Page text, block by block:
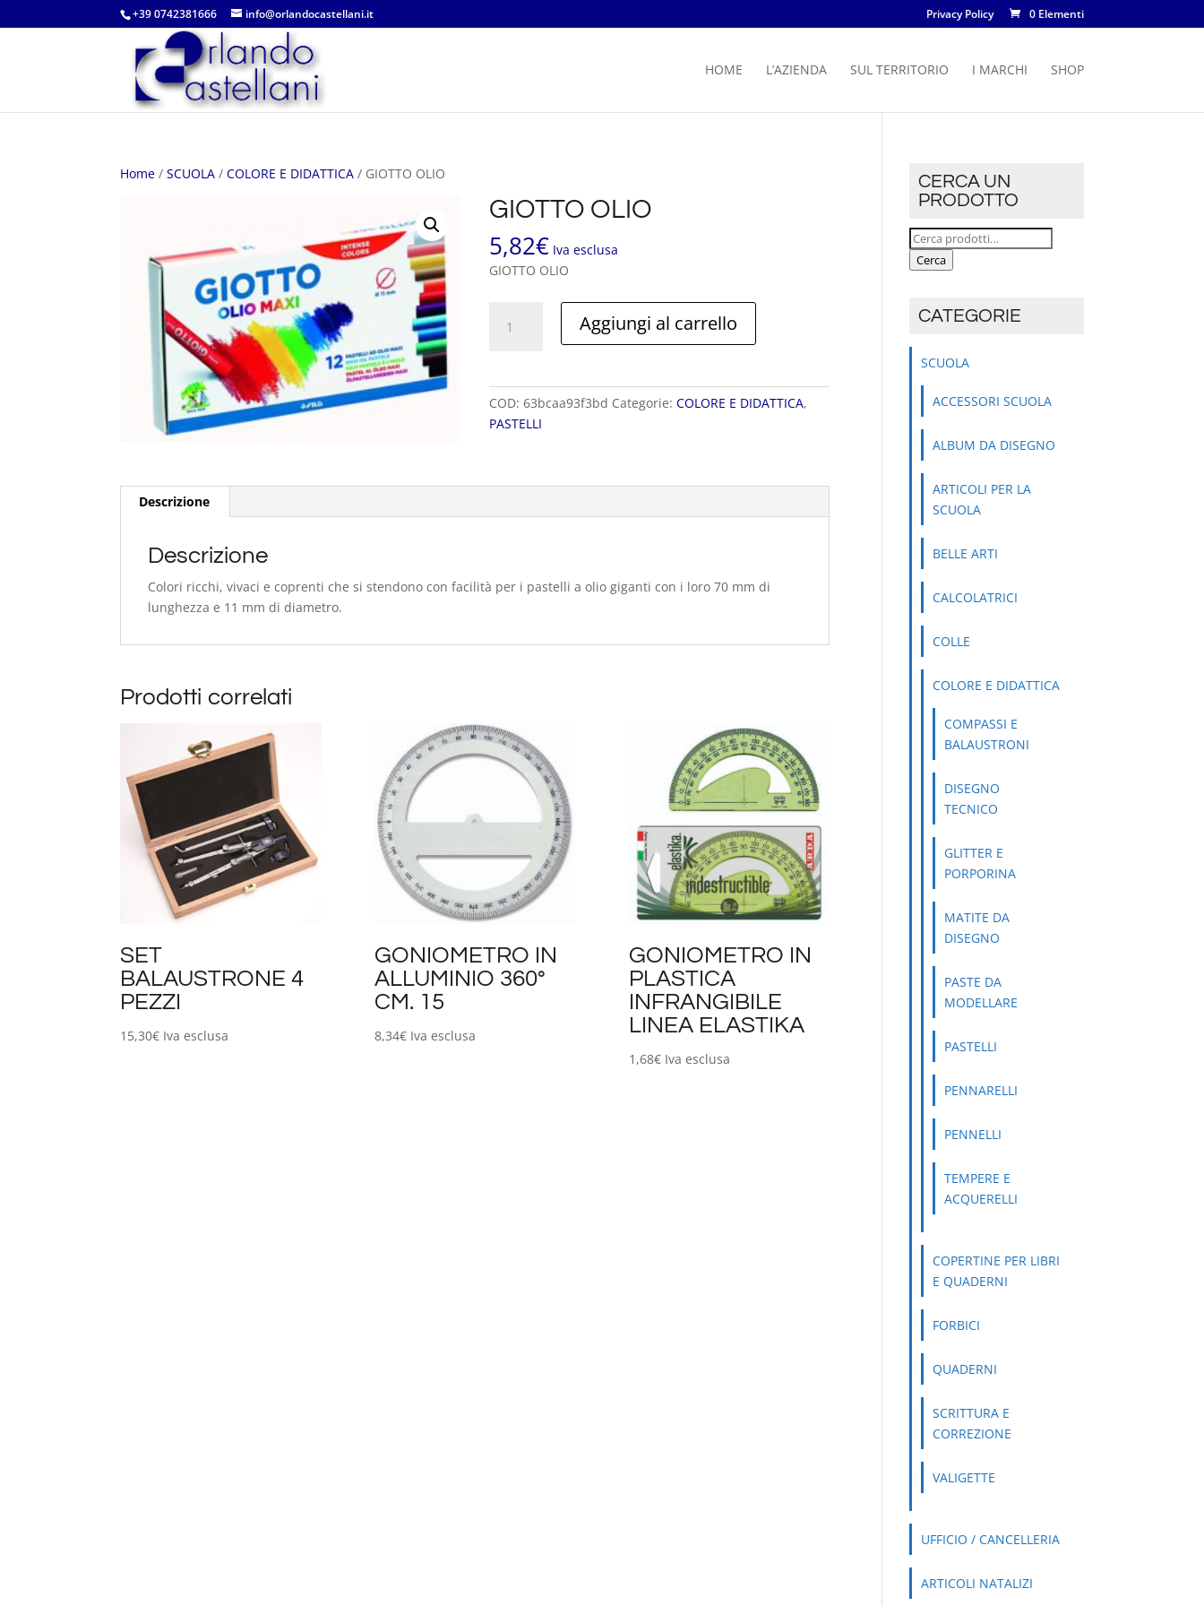
+39 0742381666 info@orlandocastellani.it Privacy Policy 0 Elementi
HOME L’AZIENDA SUL TERRITORIO I MARCHI SHOP
Home /SCUOLA /COLORE E DIDATTICA / GIOTTO OLIO
GIOTTO OLIO
5,82€ Iva esclusa
GIOTTO OLIO
OLIO
Aggiungi al carrello
COD:63bcaa93f3bd Categorie:COLORE E DIDATTICA,
PASTELLI
Descrizione
Descrizione
Colori ricchi, vivaci e coprenti che si stendono con facilità per i pastelli a olio giganti con i loro 70 mm di
lunghezza e 11 mm di diametro.
Prodotti correlati
SET
BALAUSTRONE 4
PEZZI
15,30€ Iva esclusa
GONIOMETRO IN
ALLUMINIO 360°
CM. 15
8,34€ Iva esclusa
GONIOMETRO IN
PLASTICA
INFRANGIBILE
LINEA ELASTIKA
1,68€ Iva esclusa
CERCA UN
PRODOTTO
Cerca:
Cerca
CATEGORIE
SCUOLA
ACCESSORI SCUOLA
ALBUM DA DISEGNO
ARTICOLI PER LA
SCUOLA
BELLE ARTI
CALCOLATRICI
COLLE
COLORE E DIDATTICA
COMPASSI E
BALAUSTRONI
DISEGNO
TECNICO
GLITTER E
PORPORINA
MATITE DA
DISEGNO
PASTE DA
MODELLARE
PASTELLI
PENNARELLI
PENNELLI
TEMPERE E
ACQUERELLI
COPERTINE PER LIBRI
E QUADERNI
FORBICI
QUADERNI
SCRITTURA E
CORREZIONE
VALIGETTE
UFFICIO / CANCELLERIA
ARTICOLI NATALIZI